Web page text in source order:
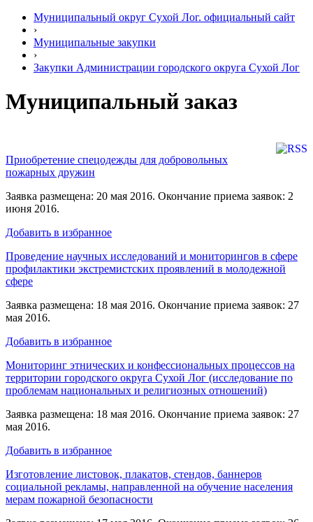
Муниципальный округ Сухой Лог. официальный сайт
›
Муниципальные закупки
›
Закупки Администрации городского округа Сухой Лог
Муниципальный заказ
Приобретение спецодежды для добровольных
пожарных дружин
Заявка размещена: 20 мая 2016. Окончание приема заявок: 2
июня 2016.
Добавить в избранное
Проведение научных исследований и мониторингов в сфере
профилактики экстремистских проявлений в молодежной
сфере
Заявка размещена: 18 мая 2016. Окончание приема заявок: 27
мая 2016.
Добавить в избранное
Мониторинг этнических и конфессиональных процессов на
территории городского округа Сухой Лог (исследование по
проблемам национальных и религиозных отношений)
Заявка размещена: 18 мая 2016. Окончание приема заявок: 27
мая 2016.
Добавить в избранное
Изготовление листовок, плакатов, стендов, баннеров
социальной рекламы, направленной на обучение населения
мерам пожарной безопасности